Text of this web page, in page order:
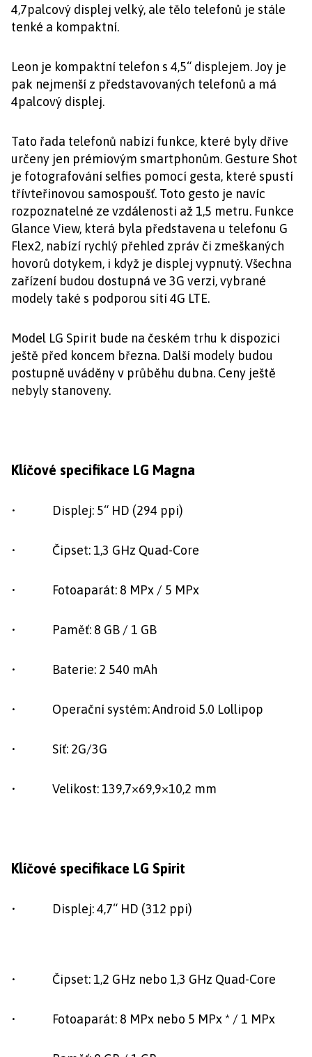
4,7palcový displej velký, ale tělo telefonů je stále
tenké a kompaktní.
Leon je kompaktní telefon s 4,5“ displejem. Joy je
pak nejmenší z představovaných telefonů a má
4palcový displej.
Tato řada telefonů nabízí funkce, které byly dříve
určeny jen prémiovým smartphonům. Gesture Shot
je fotografování selfies pomocí gesta, které spustí
třívteřinovou samospoušť. Toto gesto je navíc
rozpoznatelné ze vzdálenosti až 1,5 metru. Funkce
Glance View, která byla představena u telefonu G
Flex2, nabízí rychlý přehled zpráv či zmeškaných
hovorů dotykem, i když je displej vypnutý. Všechna
zařízení budou dostupná ve 3G verzi, vybrané
modely také s podporou sítí 4G LTE.
Model LG Spirit bude na českém trhu k dispozici
ještě před koncem března. Další modely budou
postupně uváděny v průběhu dubna. Ceny ještě
nebyly stanoveny.
Klíčové specifikace LG Magna
• Displej: 5“ HD (294 ppi)
• Čipset: 1,3 GHz Quad-Core
• Fotoaparát: 8 MPx / 5 MPx
• Paměť: 8 GB / 1 GB
• Baterie: 2 540 mAh
• Operační systém: Android 5.0 Lollipop
• Síť: 2G/3G
• Velikost: 139,7×69,9×10,2 mm
Klíčové specifikace LG Spirit
• Displej: 4,7“ HD (312 ppi)
• Čipset: 1,2 GHz nebo 1,3 GHz Quad-Core
• Fotoaparát: 8 MPx nebo 5 MPx * / 1 MPx